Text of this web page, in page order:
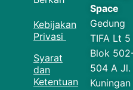
Kebijakan
Privasi
Syarat
dan
Ketentuan
Space
Gedung
TIFA Lt 5
Blok
504 A Jl.
Kuningan